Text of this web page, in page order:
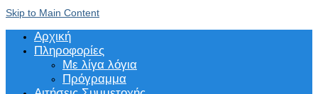
Skip to Main Content
Αρχική
Πληροφορίες
Με λίγα λόγια
Πρόγραμμα